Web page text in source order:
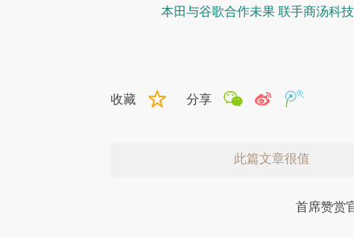
本田与谷歌合作未果 联手商汤科
收藏 分享
此篇文章很值
首席赞赏